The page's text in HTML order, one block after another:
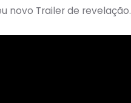
novo Trailer de revelação.